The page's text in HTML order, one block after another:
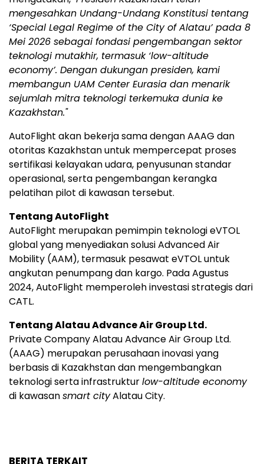
mengesahkan Undang-Undang Konstitusi tentang
‘Special Legal Regime of the City of Alatau’ pada 8
Mei 2026 sebagai fondasi pengembangan sektor
teknologi mutakhir, termasuk ‘low-altitude
economy’. Dengan dukungan presiden, kami
membangun UAM Center Eurasia dan menarik
sejumlah mitra teknologi terkemuka dunia ke
Kazakhstan."
AutoFlight akan bekerja sama dengan AAAG dan
otoritas Kazakhstan untuk mempercepat proses
sertifikasi kelayakan udara, penyusunan standar
operasional, serta pengembangan kerangka
pelatihan pilot di kawasan tersebut.
Tentang AutoFlight
AutoFlight merupakan pemimpin teknologi eVTOL
global yang menyediakan solusi Advanced Air
Mobility (AAM), termasuk pesawat eVTOL untuk
angkutan penumpang dan kargo. Pada Agustus
2024, AutoFlight memperoleh investasi strategis dari
CATL.
Tentang Alatau Advance Air Group Ltd.
Private Company Alatau Advance Air Group Ltd.
(AAAG) merupakan perusahaan inovasi yang
berbasis di Kazakhstan dan mengembangkan
teknologi serta infrastrukturlow-altitude economy
di kawasansmart cityAlatau City.
BERITA TERKAIT